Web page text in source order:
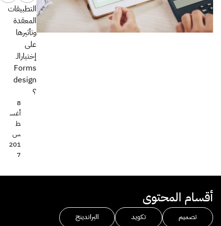
التطبيقات
المعقدة
وتأثيرها
على
إختيارالـ
Forms
design
؟
8
أغس
ط
س
201
7
أقسام المحتوى
تصميم تكويد
البراندينج